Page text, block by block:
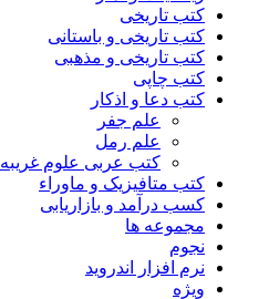
کتب تاریخی
کتب تاریخی و باستانی
کتب تاریخی و مذهبی
کتب چاپی
کتب دعا و اذکار
علم جفر
علم رمل
کتب عربی علوم غریبه
کتب متافیزیک و ماوراء
کسب درآمد و بازاریابی
مجموعه ها
نجوم
نرم افزار اندروید
ویژه